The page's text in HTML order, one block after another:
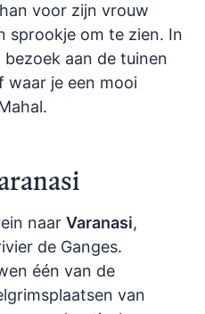
voor zijn vrouw
sprookje om te zien. In
aan de tuinen
waar je een mooi
naar Varanasi,
de Ganges.
één van de
van